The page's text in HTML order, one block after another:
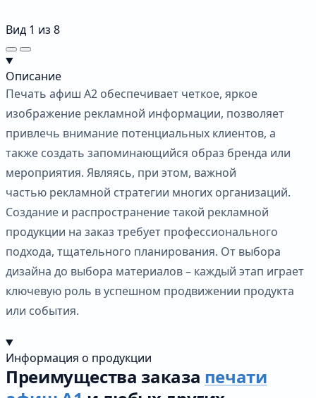
Вид 1 из 8
Описание
Печать афиш А2 обеспечивает четкое, яркое
изображение рекламной информации, позволяет
привлечь внимание потенциальных клиентов, а
также создать запоминающийся образ бренда или
мероприятия. Являясь, при этом, важной
частью рекламной стратегии многих организаций.
Создание и распространение такой рекламной
продукции на заказ требует профессионального
подхода, тщательного планирования. От выбора
дизайна до выбора материалов – каждый этап играет
ключевую роль в успешном продвижении продукта
или события.
Информация о продукции
Преимущества заказа печати